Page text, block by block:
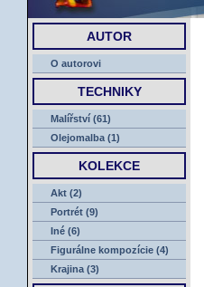
AUTOR
O autorovi
TECHNIKY
Malířství (61)
Olejomalba (1)
KOLEKCE
Akt (2)
Portrét (9)
Iné (6)
Figurálne kompozície (4)
Krajina (3)